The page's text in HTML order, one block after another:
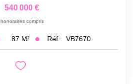
540 000 €
honoraires compris
87 M² Réf : VB7670